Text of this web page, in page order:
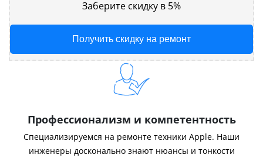
Заберите скидку в 5%
Получить скидку на ремонт
Профессионализм и компетентность
Специализируемся на ремонте техники Apple. Наши
инженеры досконально знают нюансы и тонкости